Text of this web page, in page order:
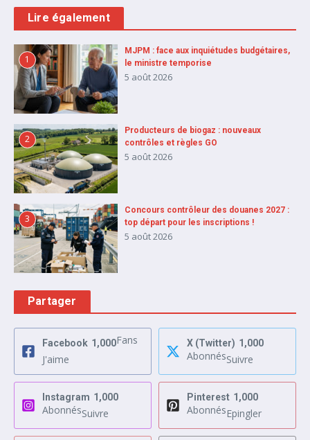
Lire également
1
MJPM : face aux inquiétudes budgétaires,
le ministre temporise
5 août 2026
2
Producteurs de biogaz : nouveaux
contrôles et règles GO
5 août 2026
3
Concours contrôleur des douanes 2027 :
top départ pour les inscriptions !
5 août 2026
Partager
Facebook 1,000Fans
J'aime
X (Twitter) 1,000
AbonnésSuivre
Instagram 1,000
AbonnésSuivre
Pinterest 1,000
AbonnésEpingler